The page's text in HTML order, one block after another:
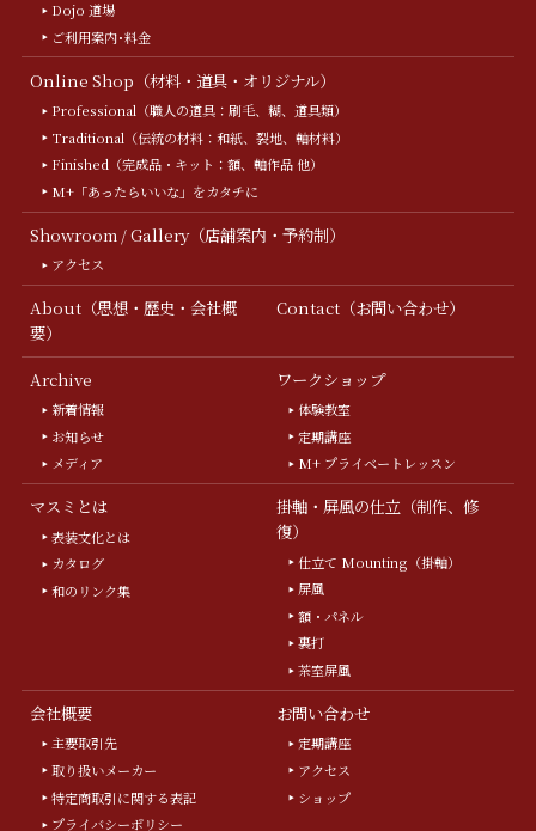
Dojo 道場
ご利用案内･料金
Online Shop（材料・道具・オリジナル）
Professional（職人の道具：刷毛、糊、道具類）
Traditional（伝統の材料：和紙、裂地、軸材料）
Finished（完成品・キット：額、軸作品 他）
M+「あったらいいな」をカタチに
Showroom / Gallery（店舗案内・予約制）
アクセス
About（思想・歴史・会社概
要）
Contact（お問い合わせ）
Archive
新着情報
お知らせ
メディア
ワークショップ
体験教室
定期講座
M+ プライベートレッスン
マスミとは
表装文化とは
カタログ
和のリンク集
掛軸・屏風の仕立（制作、修
復）
仕立て Mounting（掛軸）
屏風
額・パネル
裏打
茶室屏風
会社概要
主要取引先
取り扱いメーカー
特定商取引に関する表記
プライバシーポリシー
お問い合わせ
定期講座
アクセス
ショップ